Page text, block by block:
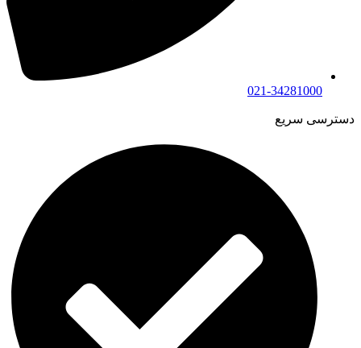
021-34281000
دسترسی سریع